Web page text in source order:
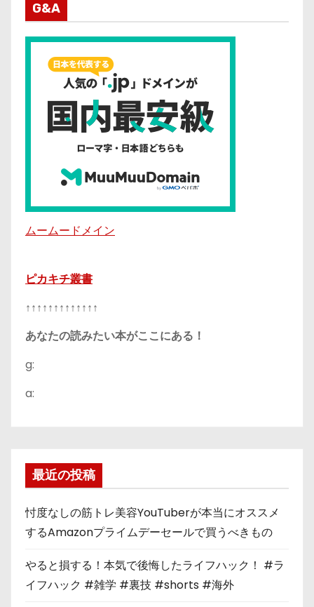
G&A
ムームードメイン
ピカキチ叢書
↑↑↑↑↑↑↑↑↑↑↑↑↑
あなたの読みたい本がここにある！
g:
a:
最近の投稿
忖度なしの筋トレ美容YouTuberが本当にオススメ
するAmazonプライムデーセールで買うべきもの
やると損する！本気で後悔したライフハック！ #ラ
イフハック #雑学 #裏技 #shorts #海外